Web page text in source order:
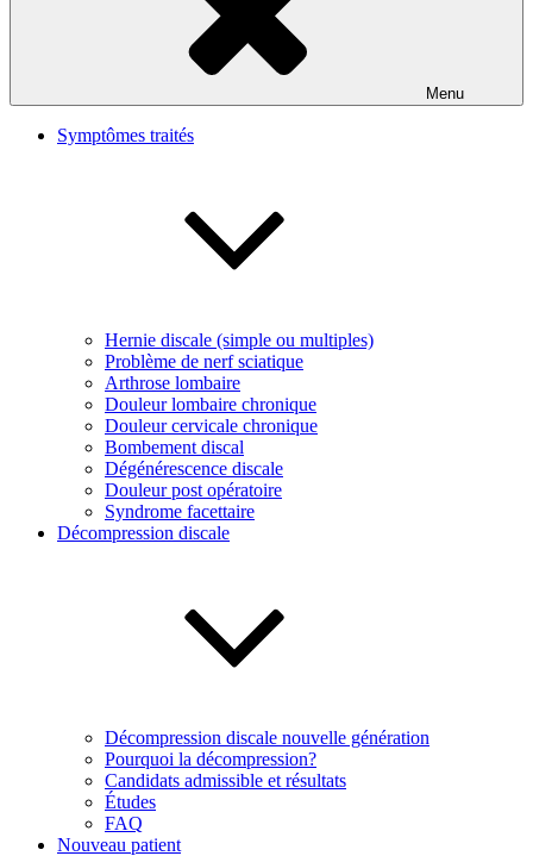
Menu
Symptômes traités
Hernie discale (simple ou multiples)
Problème de nerf sciatique
Arthrose lombaire
Douleur lombaire chronique
Douleur cervicale chronique
Bombement discal
Dégénérescence discale
Douleur post opératoire
Syndrome facettaire
Décompression discale
Décompression discale nouvelle génération
Pourquoi la décompression?
Candidats admissible et résultats
Études
FAQ
Nouveau patient